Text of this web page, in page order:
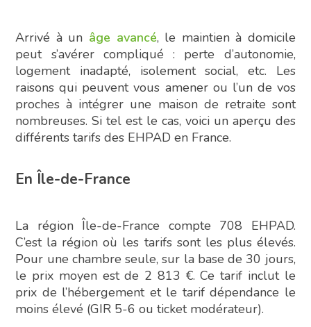
Arrivé à un âge avancé, le maintien à domicile
peut s’avérer compliqué : perte d’autonomie,
logement inadapté, isolement social, etc. Les
raisons qui peuvent vous amener ou l’un de vos
proches à intégrer une maison de retraite sont
nombreuses. Si tel est le cas, voici un aperçu des
différents tarifs des EHPAD en France.
En Île-de-France
La région Île-de-France compte 708 EHPAD.
C’est la région où les tarifs sont les plus élevés.
Pour une chambre seule, sur la base de 30 jours,
le prix moyen est de 2 813 €. Ce tarif inclut le
prix de l’hébergement et le tarif dépendance le
moins élevé (GIR 5-6 ou ticket modérateur).